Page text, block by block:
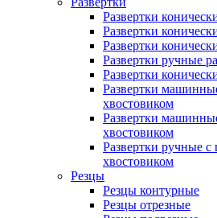
Развертки
Развертки
Развертки
Развертки ручные
Развертки
Развертки
хвостовиком
Развертки
хвостовиком
Развертки ручные
хвостовиком
Резцы
Резцы контурные
Резцы отрезные